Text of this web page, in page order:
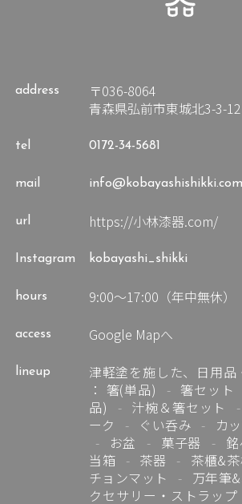
address
〒036-8064
青森県弘前市東城北3-3-12
tel 0172-34-5681
mail info@kobayashishikki.com
url https://小林漆器.com/
Instagram kobayashi_shikki
hours 9:00～17:00（年中無休）
access Google Mapへ
lineup
津軽塗を施した、日用
： 箸(単品) 箸セット
品)
汁椀＆箸セット
ーク
ぐい呑み カ
お盆
菓子器
当箱
茶器 茶櫃&
チョンマット
万年筆
クセサリー・ストラップ